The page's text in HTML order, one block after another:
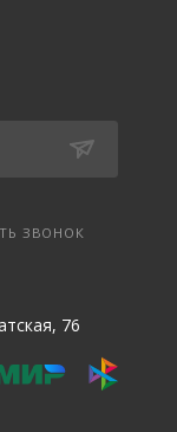
ЗВОНОК
76